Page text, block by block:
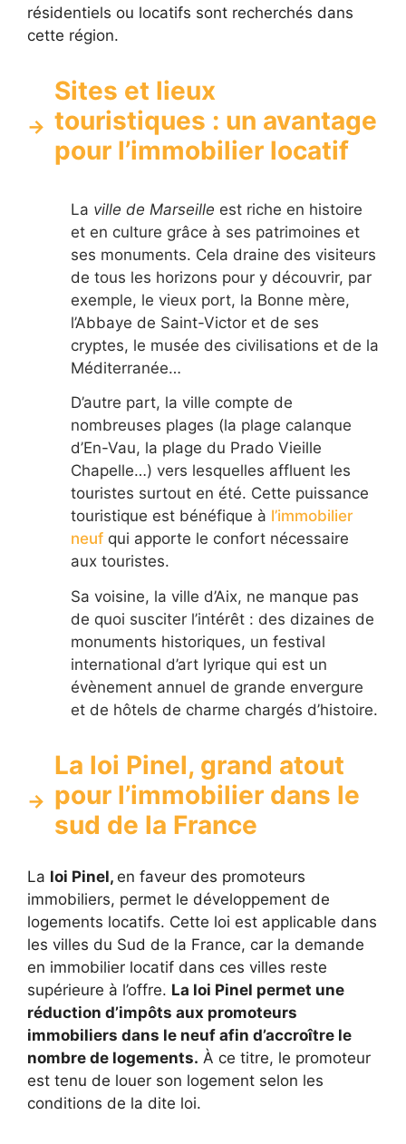
résidentiels ou locatifs sont recherchés dans
cette région.
Sites et lieux
touristiques : un avantage
pour l’immobilier locatif
La ville de Marseille est riche en histoire
et en culture grâce à ses patrimoines et
ses monuments. Cela draine des visiteurs
de tous les horizons pour y découvrir, par
exemple, le vieux port, la Bonne mère,
l’Abbaye de Saint-Victor et de ses
cryptes, le musée des civilisations et de la
Méditerranée…
D’autre part, la ville compte de
nombreuses plages (la plage calanque
d’En-Vau, la plage du Prado Vieille
Chapelle…) vers lesquelles affluent les
touristes surtout en été. Cette puissance
touristique est bénéfique à l’immobilier
neuf qui apporte le confort nécessaire
aux touristes.
Sa voisine, la ville d’Aix, ne manque pas
de quoi susciter l’intérêt : des dizaines de
monuments historiques, un festival
international d’art lyrique qui est un
évènement annuel de grande envergure
et de hôtels de charme chargés d’histoire.
La loi Pinel, grand atout
pour l’immobilier dans le
sud de la France
La loi Pinel, en faveur des promoteurs
immobiliers, permet le développement de
logements locatifs. Cette loi est applicable dans
les villes du Sud de la France, car la demande
en immobilier locatif dans ces villes reste
supérieure à l’offre. La loi Pinel permet une
réduction d’impôts aux promoteurs
immobiliers dans le neuf afin d’accroître le
nombre de logements. À ce titre, le promoteur
est tenu de louer son logement selon les
conditions de la dite loi.